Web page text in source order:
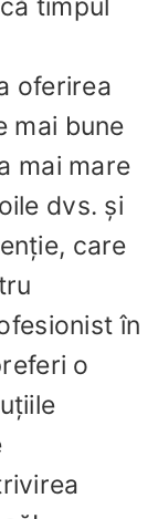
oferirea
mai bune
mai mare
dvs. și
care
în
o